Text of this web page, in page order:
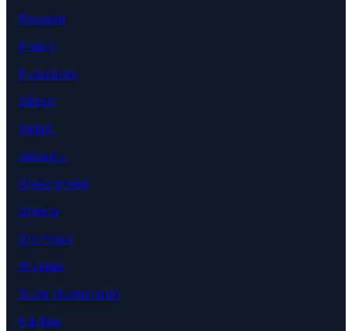
Focșani
Frasin
Fundulea
Găești
Galați
Geoagiu
Gheorgheni
Gherla
Ghimbav
Giurgiu
Gura Humorului
Hârlău